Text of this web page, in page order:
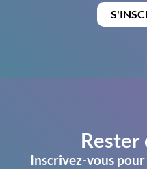
Rester
Inscrivez-vous